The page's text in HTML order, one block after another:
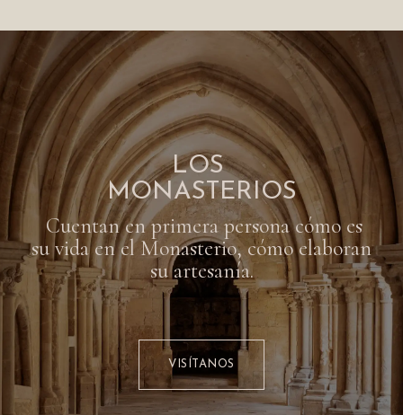
LOS
MONASTERIOS
Cuentan en primera persona cómo es
su vida en el Monasterio, cómo elaboran
su artesanía.
VISÍTANOS